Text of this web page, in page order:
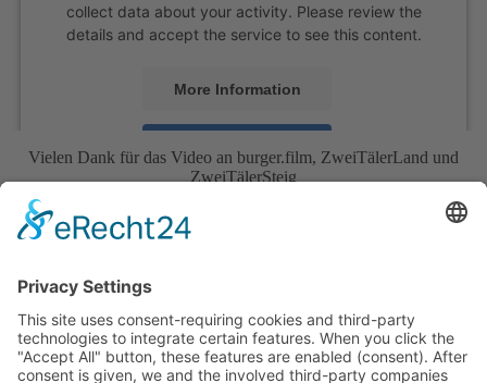
collect data about your activity. Please review the
details and accept the service to see this content.
More Information
powered byUsercentrics Consent Management
Vielen Dank für das Video an burger.film, ZweiTälerLand und
ZweiTälerSteig
We use a third party service to embed map content
that may collect data about your activity. Please
review the details and accept the service to see this